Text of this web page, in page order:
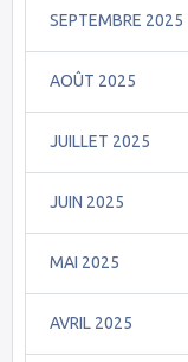
SEPTEMBRE 2025
AOÛT 2025
JUILLET 2025
JUIN 2025
MAI 2025
AVRIL 2025